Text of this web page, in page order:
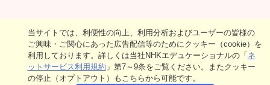
当サイトでは、利便性の向上、利用分析およびユーザーの皆様の
ご興味・ご関心にあった広告配信等のためにクッキー（cookie）を
利用しております。詳しくは当社NHKエデュケーショナルの「ネ
ットサービス利用規約 」第7～9条をご覧ください。またクッキー
の停止（オプトアウト）もこちらから可能です。